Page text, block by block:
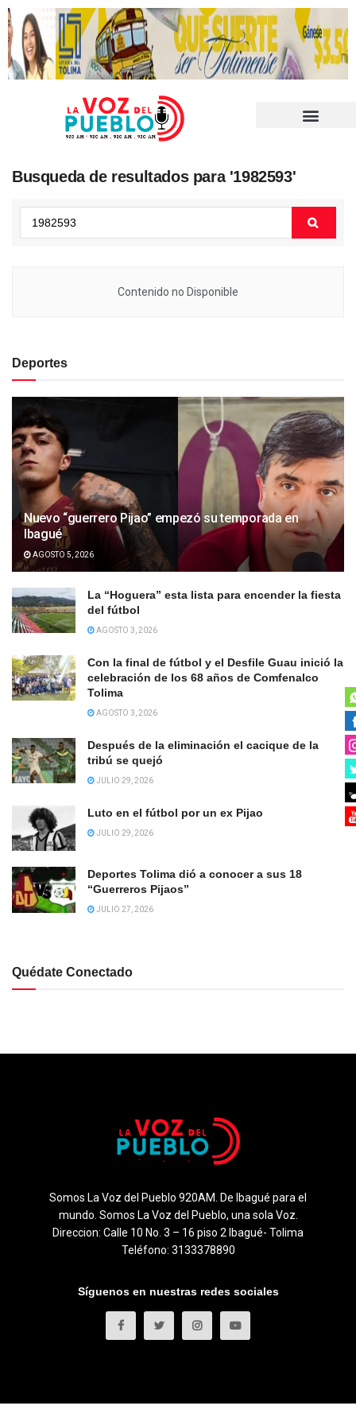
Busqueda de resultados para '1982593'
Contenido no Disponible
Deportes
Nuevo “guerrero Pijao” empezó su temporada en
Ibagué
AGOSTO 5, 2026
La “Hoguera” esta lista para encender la fiesta
del fútbol
AGOSTO 3, 2026
Con la final de fútbol y el Desfile Guau inició la
celebración de los 68 años de Comfenalco
Tolima
AGOSTO 3, 2026
Después de la eliminación el cacique de la
tribú se quejó
JULIO 29, 2026
Luto en el fútbol por un ex Pijao
JULIO 29, 2026
Deportes Tolima dió a conocer a sus 18
“Guerreros Pijaos”
JULIO 27, 2026
Quédate Conectado
Somos La Voz del Pueblo 920AM. De Ibagué para el
mundo. Somos La Voz del Pueblo, una sola Voz.
Direccion: Calle 10 No. 3 – 16 piso 2 Ibagué- Tolima
Teléfono: 3133378890
Síguenos en nuestras redes sociales